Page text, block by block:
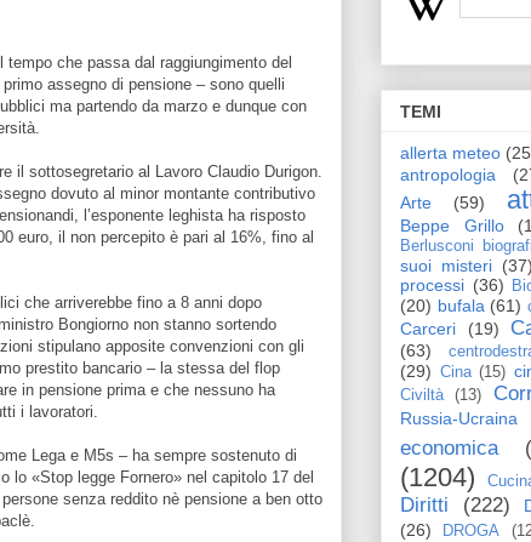
che passa dal raggiungimento del
assegno di pensione – sono quelli
ma partendo da marzo e dunque con
il sottosegretario al Lavoro Claudio Durigon.
dovuto al minor montante contributivo
l’esponente leghista ha risposto
euro, il non percepito è pari al 16%, fino al
che arriverebbe fino a 8 anni dopo
Bongiorno non stanno sortendo
stipulano apposite convenzioni con gli
prestito bancario – la stessa del flop
in pensione prima e che nessuno ha
i lavoratori.
Lega e M5s – ha sempre sostenuto di
lo «Stop legge Fornero» nel capitolo 17 del
senza reddito nè pensione a ben otto
TEMI
allerta meteo
antropologia
Arte
(59)
Beppe Grillo
Berlusconi
suoi misteri (37)
processi (36)
(20) bufala (61)
Carceri (19)
(63)
(29) Cina (15)
Civiltà
(13)
Russia-Ucraina
economica
(1204)
Diritti
(222)
(26)
DROGA